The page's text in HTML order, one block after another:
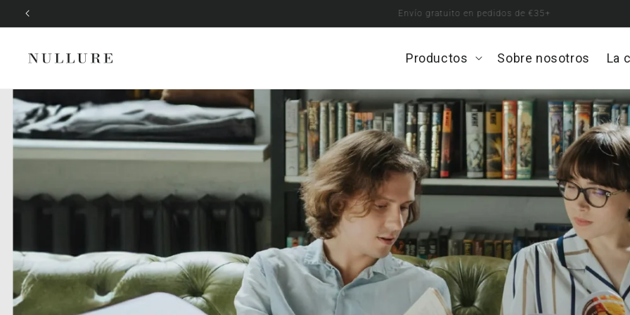
directamente
al contenido
Envío gratuito en pedidos de €35+
Productos Open
menu
Sobre nosotros La